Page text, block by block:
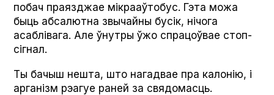
побач праязджае мікрааўтобус. Гэта можа
быць абсалютна звычайны бусік, нічога
асаблівага. Але ўнутры ўжо спрацоўвае стоп-
сігнал.
Ты бачыш нешта, што нагадвае пра калонію, і
арганізм рэагуе раней за свядомасць.